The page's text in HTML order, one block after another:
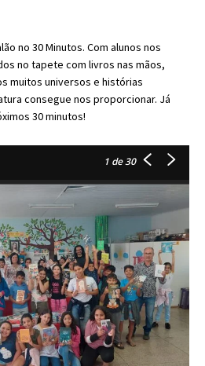
no 30 Minutos. Com alunos nos
no tapete com livros nas mãos,
muitos universos e histórias
consegue nos proporcionar. Já
30 minutos!
1 de 30